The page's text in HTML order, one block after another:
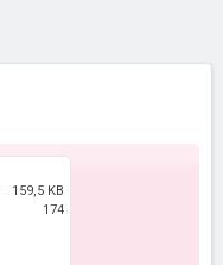
159,5 KB
174